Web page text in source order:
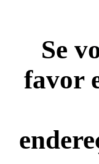
Se
favor